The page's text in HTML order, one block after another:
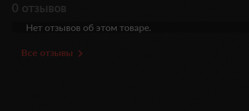
0 отзывов
Нет отзывов об этом товаре.
Все отзывы